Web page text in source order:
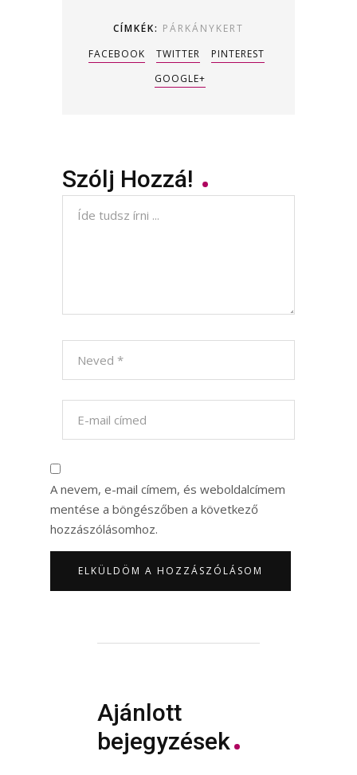
CÍMKÉK: PÁRKÁNYKERT
FACEBOOK
TWITTER
PINTEREST
GOOGLE+
Szólj Hozzá!
A nevem, e-mail címem, és weboldalcímem
mentése a böngészőben a következő
hozzászólásomhoz.
Ajánlott
bejegyzések